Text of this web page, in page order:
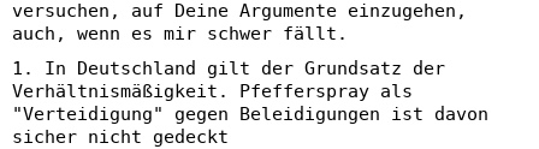
versuchen, auf Deine Argumente einzugehen,
auch, wenn es mir schwer fällt.
1. In Deutschland gilt der Grundsatz der
Verhältnismäßigkeit. Pfefferspray als
"Verteidigung" gegen Beleidigungen ist davon
sicher nicht gedeckt